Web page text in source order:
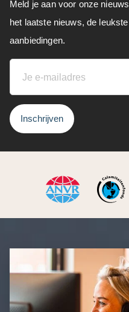
Meld je aan voor onze
het laatste nieuws, de
aanbiedingen.
Inschrijven